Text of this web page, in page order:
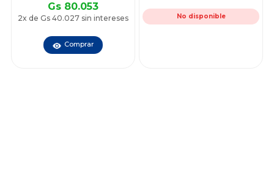
Gs 80.053
2x de Gs 40.027 sin intereses
Comprar
No disponible